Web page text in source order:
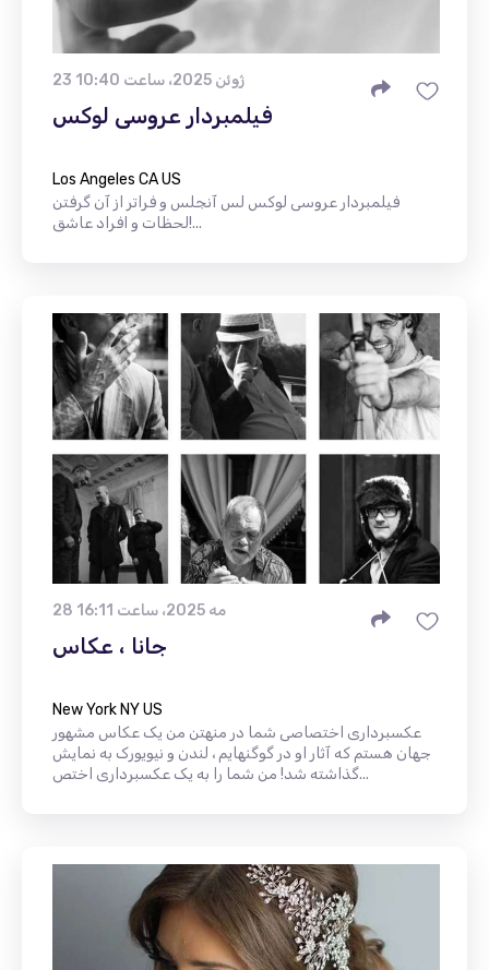
23 ژوئن 2025، ساعت 10:40
فیلمبردار عروسی لوکس
Los Angeles CA US
فیلمبردار عروسی لوکس لس آنجلس و فراتر از آن گرفتن
لحظات و افراد عاشق!...
28 مه 2025، ساعت 16:11
جانا ، عکاس
New York NY US
عکسبرداری اختصاصی شما در منهتن من یک عکاس مشهور
جهان هستم که آثار او در گوگنهایم ، لندن و نیویورک به نمایش
گذاشته شد! من شما را به یک عکسبرداری اختص...